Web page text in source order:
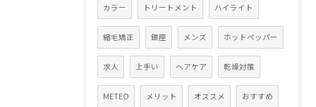
カラー トリートメント ハイライト
縮毛矯正 銀座 メンズ ホットペッパー
求人 上手い ヘアケア 乾燥対策
METEO メリット オススメ おすすめ